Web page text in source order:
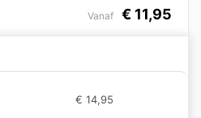
Vanaf € 11,95
€ 14,95